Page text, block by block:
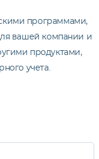
программами,
вашей компании и
продуктами,
учета.